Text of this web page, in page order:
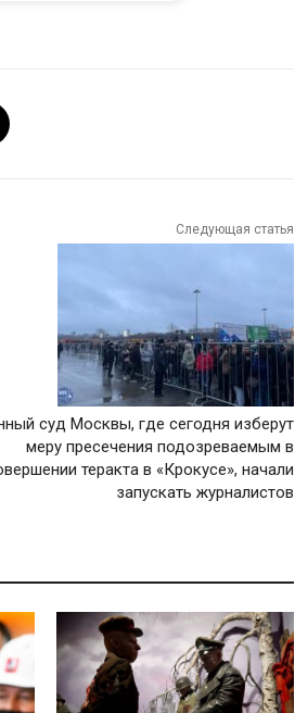
Следующая статья
суд Москвы, где сегодня изберут
меру пресечения подозреваемым в
теракта в «Крокусе», начали
запускать журналистов